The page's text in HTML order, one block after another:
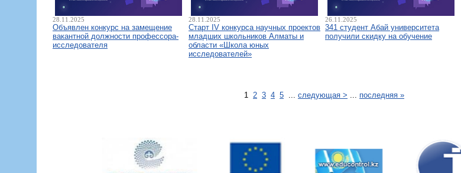
28.11.2025
Объявлен конкурс на замещение
вакантной должности профессора-
исследователя
28.11.2025
Старт IV конкурса научных проектов
младших школьников Алматы и
области «Школа юных
исследователей»
26.11.2025
341 студент Абай университета
получили скидку на обучение
1 2 3 4 5 ... следующая > ... последняя »